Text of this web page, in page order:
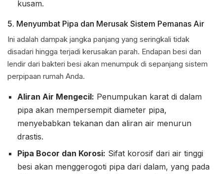
kusam.
5. Menyumbat Pipa dan Merusak Sistem Pemanas Air
Ini adalah dampak jangka panjang yang seringkali tidak
disadari hingga terjadi kerusakan parah. Endapan besi dan
lendir dari bakteri besi akan menumpuk di sepanjang sistem
perpipaan rumah Anda.
Aliran Air Mengecil: Penumpukan karat di dalam
pipa akan mempersempit diameter pipa,
menyebabkan tekanan dan aliran air menurun
drastis.
Pipa Bocor dan Korosi: Sifat korosif dari air tinggi
besi akan menggerogoti pipa dari dalam, yang pada